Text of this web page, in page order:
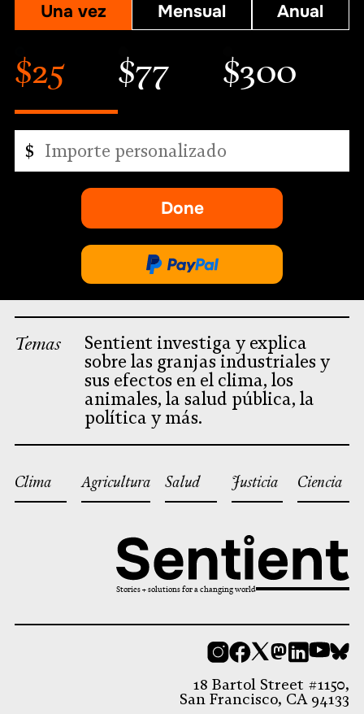
Una vez Mensual Anual
$25 $77 $300
Importe
personalizado
$
Done
-
abre
en
una
nueva
pestaña.
Done
a
través
de
PayPal
Temas
Sentient investiga y explica
sobre las granjas industriales y
sus efectos en el clima, los
animales, la salud pública, la
política y más.
Clima Agricultura Salud Justicia Ciencia
Stories + solutions for a changing world
Instagram
FacebookMastodon
18 Bartol Street #1150,
San Francisco, CA 94133